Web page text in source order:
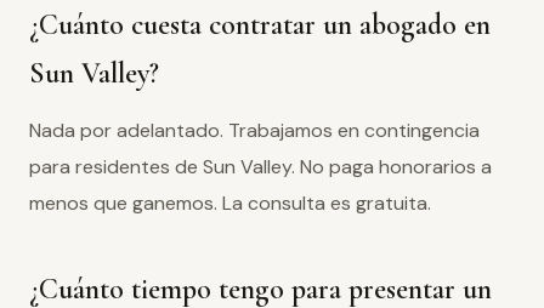
¿Cuánto cuesta contratar un abogado en
Sun Valley?
Nada por adelantado. Trabajamos en contingencia
para residentes de Sun Valley. No paga honorarios a
menos que ganemos. La consulta es gratuita.
¿Cuánto tiempo tengo para presentar un